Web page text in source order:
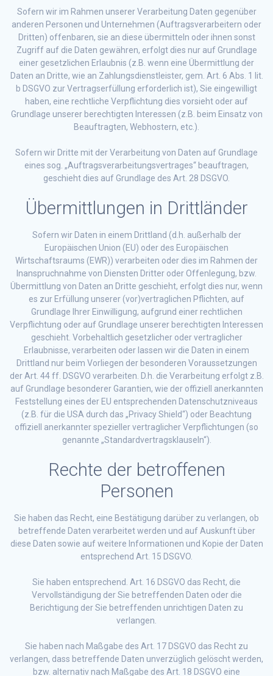
Sofern wir im Rahmen unserer Verarbeitung Daten gegenüber
anderen Personen und Unternehmen (Auftragsverarbeitern oder
Dritten) offenbaren, sie an diese übermitteln oder ihnen sonst
Zugriff auf die Daten gewähren, erfolgt dies nur auf Grundlage
einer gesetzlichen Erlaubnis (z.B. wenn eine Übermittlung der
Daten an Dritte, wie an Zahlungsdienstleister, gem. Art. 6 Abs. 1 lit.
b DSGVO zur Vertragserfüllung erforderlich ist), Sie eingewilligt
haben, eine rechtliche Verpflichtung dies vorsieht oder auf
Grundlage unserer berechtigten Interessen (z.B. beim Einsatz von
Beauftragten, Webhostern, etc.).
Sofern wir Dritte mit der Verarbeitung von Daten auf Grundlage
eines sog. „Auftragsverarbeitungsvertrages“ beauftragen,
geschieht dies auf Grundlage des Art. 28 DSGVO.
Übermittlungen in Drittländer
Sofern wir Daten in einem Drittland (d.h. außerhalb der
Europäischen Union (EU) oder des Europäischen
Wirtschaftsraums (EWR)) verarbeiten oder dies im Rahmen der
Inanspruchnahme von Diensten Dritter oder Offenlegung, bzw.
Übermittlung von Daten an Dritte geschieht, erfolgt dies nur, wenn
es zur Erfüllung unserer (vor)vertraglichen Pflichten, auf
Grundlage Ihrer Einwilligung, aufgrund einer rechtlichen
Verpflichtung oder auf Grundlage unserer berechtigten Interessen
geschieht. Vorbehaltlich gesetzlicher oder vertraglicher
Erlaubnisse, verarbeiten oder lassen wir die Daten in einem
Drittland nur beim Vorliegen der besonderen Voraussetzungen
der Art. 44 ff. DSGVO verarbeiten. D.h. die Verarbeitung erfolgt z.B.
auf Grundlage besonderer Garantien, wie der offiziell anerkannten
Feststellung eines der EU entsprechenden Datenschutzniveaus
(z.B. für die USA durch das „Privacy Shield“) oder Beachtung
offiziell anerkannter spezieller vertraglicher Verpflichtungen (so
genannte „Standardvertragsklauseln“).
Rechte der betroffenen
Personen
Sie haben das Recht, eine Bestätigung darüber zu verlangen, ob
betreffende Daten verarbeitet werden und auf Auskunft über
diese Daten sowie auf weitere Informationen und Kopie der Daten
entsprechend Art. 15 DSGVO.
Sie haben entsprechend. Art. 16 DSGVO das Recht, die
Vervollständigung der Sie betreffenden Daten oder die
Berichtigung der Sie betreffenden unrichtigen Daten zu
verlangen.
Sie haben nach Maßgabe des Art. 17 DSGVO das Recht zu
verlangen, dass betreffende Daten unverzüglich gelöscht werden,
bzw. alternativ nach Maßgabe des Art. 18 DSGVO eine